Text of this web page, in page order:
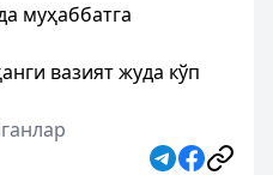
муҳаббатга
вазият жуда кўп